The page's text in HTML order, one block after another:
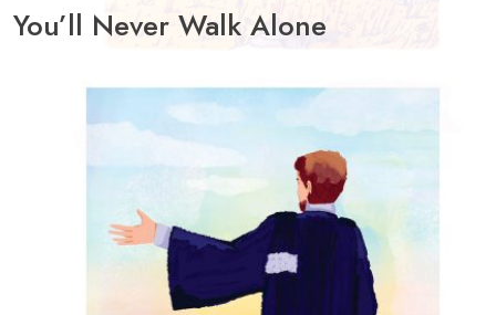
You’ll Never Walk Alone